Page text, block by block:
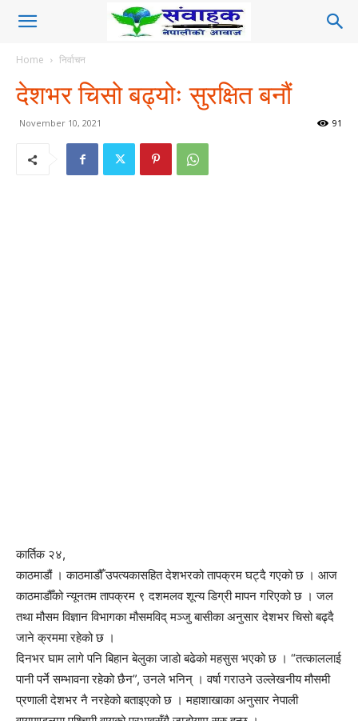
Home निर्वाचन
देशभर चिसो बढ्योः सुरक्षित बनौं
November 10, 2021 91
कार्तिक २४,
काठमाडौं । काठमाडौँ उपत्यकासहित देशभरको तापक्रम घट्दै गएको छ । आज
काठमाडौँको न्यूनतम तापक्रम ९ दशमलव शून्य डिग्री मापन गरिएको छ । जल
तथा मौसम विज्ञान विभागका मौसमविद् मञ्जु बासीका अनुसार देशभर चिसो बढ्दै
जाने क्रममा रहेको छ ।
दिनभर घाम लागे पनि बिहान बेलुका जाडो बढेको महसुस भएको छ । “तत्काललाई
पानी पर्ने सम्भावना रहेको छैन”, उनले भनिन् । वर्षा गराउने उल्लेखनीय मौसमी
प्रणाली देशभर नै नरहेको बताइएको छ । महाशाखाका अनुसार नेपाली